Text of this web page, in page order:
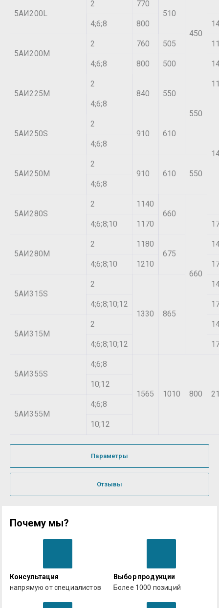
5АИ200L
2
770
510
450
4;6;8 800
5АИ200М
2 760 505
4;6;8 800 500
5АИ225М
2
840
550
550
4;6;8
5АИ250S
2
910
610
4;6;8
5АИ250М
2
910
610
550
4;6;8
5АИ280S
2
1140
660
660
4;6;8;10 1170
5АИ280М
2
1180
675
4;6;8;10 1210
5АИ315S
2
1330 865
4;6;8;10;12
5АИ315М
2
4;6;8;10;12
5АИ355S
4;6;8
1565 1010 800
10;12
5АИ355М
4;6;8
10;12
Параметры
Отзывы
Почему мы?
Консультация
напрямую от специалистов
Выбор продукции
Более 1000 позиций